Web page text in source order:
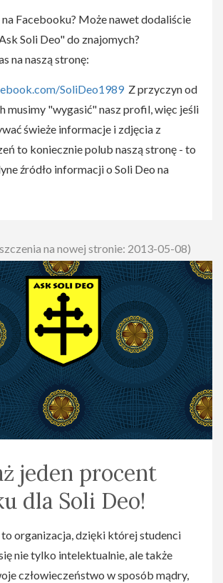
Facebooku? Może nawet dodaliście
Soli Deo" do znajomych?
na naszą stronę:
SoliDeo1989Z przyczyn od
musimy "wygasić" nasz profil, więc jeśli
świeże informacje i zdjęcia z
to koniecznie polub naszą stronę - to
źródło informacji o Soli Deo na
na nowej stronie: 2013-05-08)
jeden procent
dla Soli Deo!
to organizacja, dzięki której studenci
nie tylko intelektualnie, ale także
człowieczeństwo w sposób mądry,